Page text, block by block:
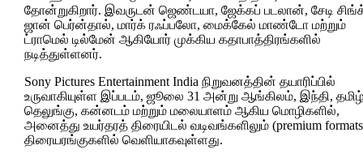
தோன்றுகிறார். இவருடன் ஜெண்டயா, ஜேக்கப் படலான், சேடி
ஜான் பெர்ன்தால், மார்க் ரஃப்பலோ, மைக்கேல் மாண்டோ மற்றும்
ட்ராமெல் டில்மேன் ஆகியோர் முக்கிய கதாபாத்திரங்களில்
நடித்துள்ளனர்.
Sony Pictures Entertainment India நிறுவனத்தின் தயாரிப்பில்
உருவாகியுள்ள இப்படம், ஜூலை 31 அன்று ஆங்கிலம், இந்தி,
தெலுங்கு, கன்னடம் மற்றும் மலையாளம் ஆகிய மொழிகளில்,
அனைத்து உயர்தரத் திரையிடல் வடிவங்களிலும் (premium
திரையரங்குகளில் வெளியாகவுள்ளது.